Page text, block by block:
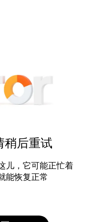
稍后重试
儿，它可能正忙着
能恢复正常